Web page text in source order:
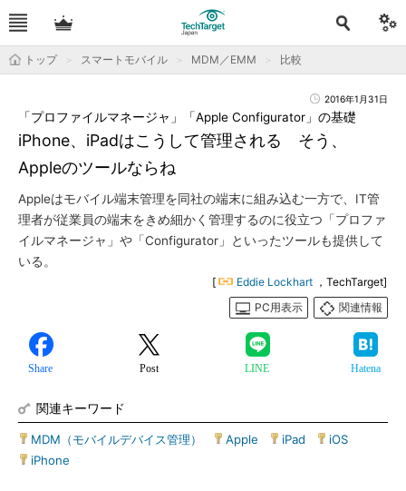
トップ スマートモバイル MDM／EMM 比較
2016年1月31日
iPhone、iPadはこうして管理される そう、
Appleのツールならね
「プロファイルマネージャ」「Apple Configurator」の基礎
Appleはモバイル端末管理を同社の端末に組み込む一方で、IT管
理者が従業員の端末をきめ細かく管理するのに役立つ「プロファ
イルマネージャ」や「Configurator」といったツールも提供して
いる。
[ Eddie Lockhart ，TechTarget]
PC用表示
関連情報
Share Post LINE Hatena
関連キーワード
MDM（モバイルデバイス管理） Apple iPad iOS
iPhone